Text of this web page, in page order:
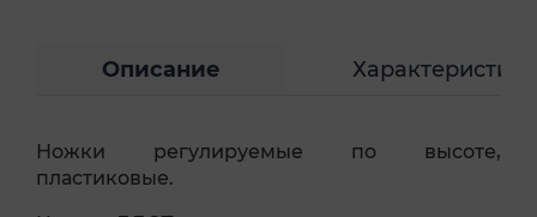
Описание Характеристики
Ножки регулируемые по высоте,
пластиковые.